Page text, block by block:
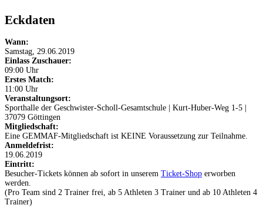
Eckdaten
Wann:
Samstag, 29.06.2019
Einlass Zuschauer:
09:00 Uhr
Erstes Match:
11:00 Uhr
Veranstaltungsort:
Sporthalle der Geschwister-Scholl-Gesamtschule | Kurt-Huber-Weg 1-5 |
37079 Göttingen
Mitgliedschaft:
Eine GEMMAF-Mitgliedschaft ist KEINE Voraussetzung zur Teilnahme.
Anmeldefrist:
19.06.2019
Eintritt:
Besucher-Tickets können ab sofort in unserem Ticket-Shop erworben
werden.
(Pro Team sind 2 Trainer frei, ab 5 Athleten 3 Trainer und ab 10 Athleten 4
Trainer)